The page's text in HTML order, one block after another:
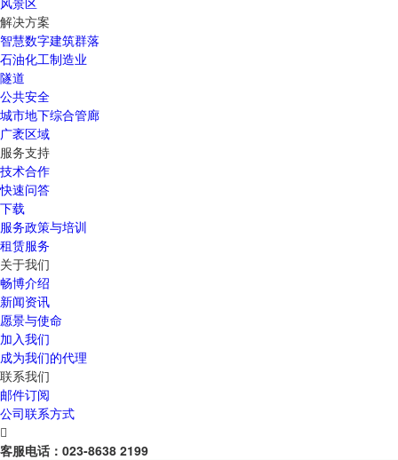
解决方案
智慧数字建筑群落
石油化工制造业
隧道
公共安全
城市地下综合管廊
广袤区域
服务支持
技术合作
快速问答
下载
服务政策与培训
租赁服务
关于我们
畅博介绍
新闻资讯
愿景与使命
加入我们
成为我们的代理
联系我们
邮件订阅
公司联系方式

客服电话： 023-8638 2199